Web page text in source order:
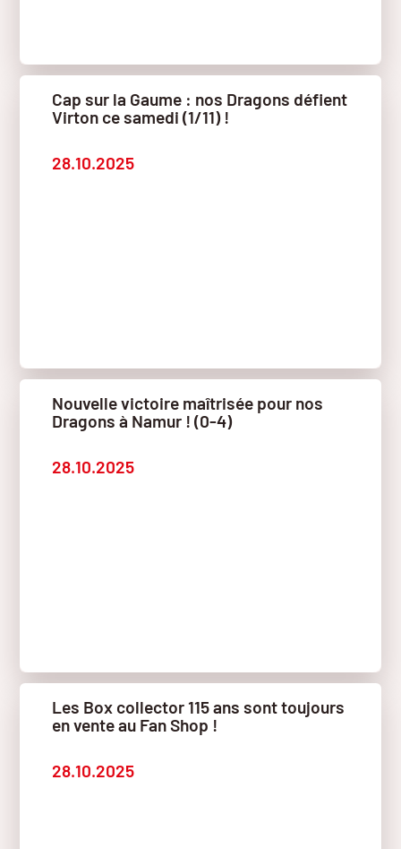
Cap sur la Gaume : nos Dragons défient
Virton ce samedi (1/11) !
28.10.2025
Nouvelle victoire maîtrisée pour nos
Dragons à Namur ! (0-4)
28.10.2025
Les Box collector 115 ans sont toujours
en vente au Fan Shop !
28.10.2025